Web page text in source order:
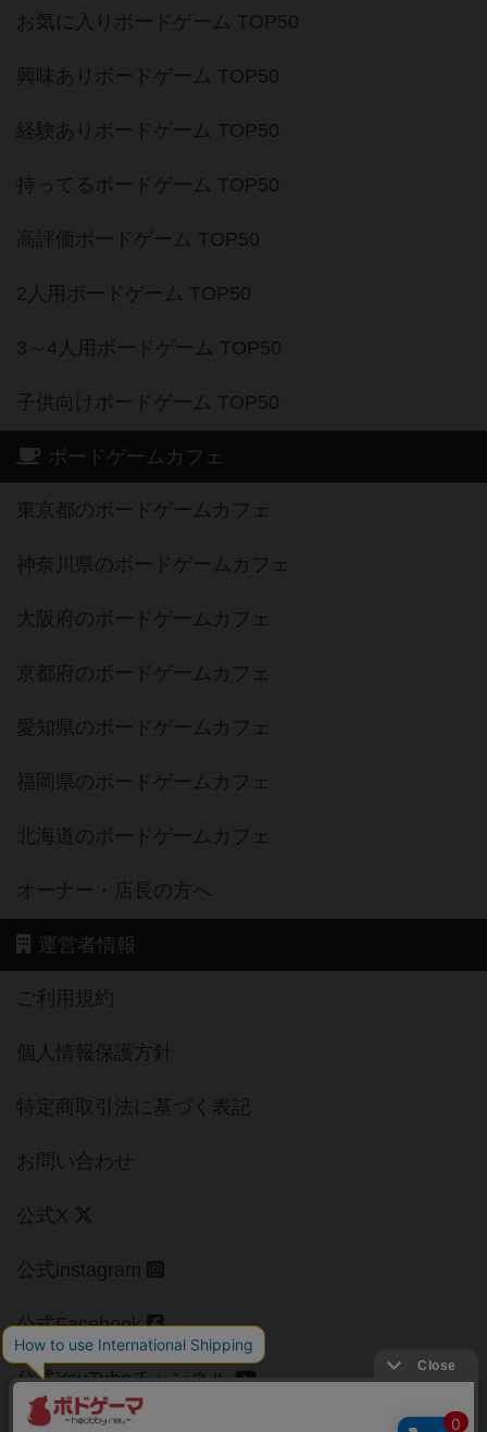
お気に入りボードゲーム TOP50
興味ありボードゲーム TOP50
経験ありボードゲーム TOP50
持ってるボードゲーム TOP50
高評価ボードゲーム TOP50
2人用ボードゲーム TOP50
3～4人用ボードゲーム TOP50
子供向けボードゲーム TOP50
ボードゲームカフェ
東京都のボードゲームカフェ
神奈川県のボードゲームカフェ
大阪府のボードゲームカフェ
京都府のボードゲームカフェ
愛知県のボードゲームカフェ
福岡県のボードゲームカフェ
北海道のボードゲームカフェ
オーナー・店長の方へ
運営者情報
ご利用規約
個人情報保護方針
特定商取引法に基づく表記
お問い合わせ
公式X
公式instagram
公式Facebook
公式YouTubeチャンネル